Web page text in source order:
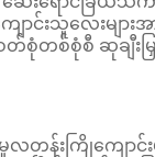
ာင်းသူလေးများအ
တ်စုံတစ်စုံစီ ဆုချီးမ
တန်းကြိုကျောင်း